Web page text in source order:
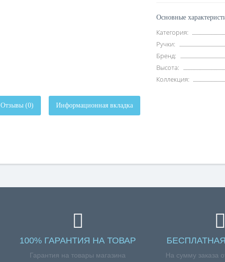
Основные
Категория:
Ручки:
Бренд:
Высота:
Коллекция:
Отзывы (0) Информационная вкладка
100% ГАРАНТИЯ НА ТОВАР
Гарантия на товары магазина На сумму заказа